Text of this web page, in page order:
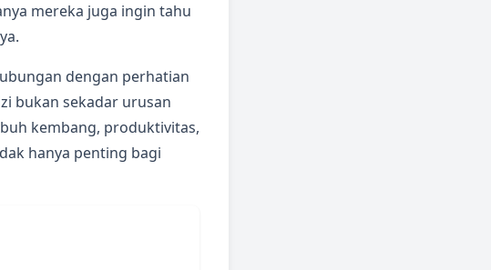
mereka juga ingin tahu
dengan perhatian
bukan sekadar urusan
kembang, produktivitas,
hanya penting bagi